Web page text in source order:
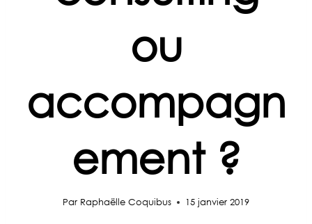
ou
accompagn
ement ?
Par Raphaëlle Coquibus 15 janvier 2019